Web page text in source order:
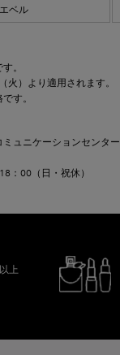
ベル
。
火）より適用されます。
す。
ュニケーションセンター
：00（日・祝休）
上